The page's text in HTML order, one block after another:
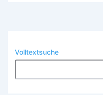
Volltextsuche